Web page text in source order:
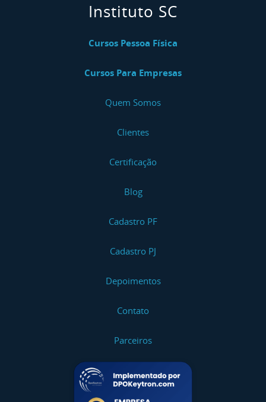
Instituto SC
Cursos Pessoa Física
Cursos Para Empresas
Quem Somos
Clientes
Certificação
Blog
Cadastro PF
Cadastro PJ
Depoimentos
Contato
Parceiros